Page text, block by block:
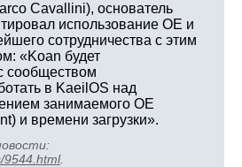
Cavallini), основатель
использование OE и
сотрудничества с этим
«Koan будет
сообществом
в KaeilOS над
занимаемого OE
и времени загрузки».
9544.html.